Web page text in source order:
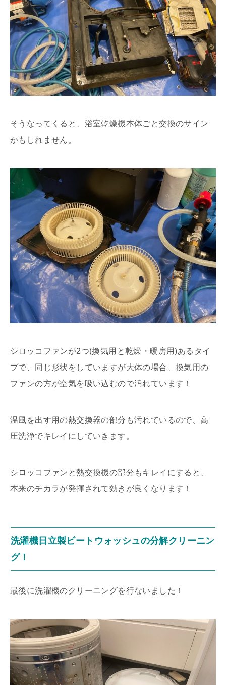
そうなってくると、浴室乾燥機本体ごと交換のサイン
かもしれません。
シロッコファンが2つ(換気用と乾燥・暖房用)あるタイ
プで、同じ形状をしていますが大体の場合、換気用の
ファンの方が空気を吸い込むので汚れています！
温風を出す用の熱交換器の部分も汚れているので、高
圧洗浄でキレイにしていきます。
シロッコファンと熱交換機の部分もキレイにすると、
本来のチカラが発揮されて効きが良くなります！
洗濯機日立製ビートウォッシュの分解クリーニン
グ！
最後に洗濯機のクリーニングを行ないました！